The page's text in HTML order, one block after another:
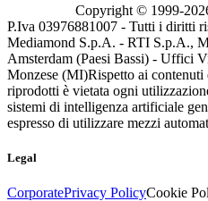
Copyright © 1999-
P.Iva 03976881007 - Tutti i diritti
Mediamond S.p.A. - RTI S.p.A.,
Amsterdam (Paesi Bassi) - Uffici
Monzese (MI)Rispetto ai contenuti
riprodotti è vietata ogni
sistemi di intelligenza artificiale
espresso di utilizzare mezzi
Legal
CorporatePrivacy PolicyCookie